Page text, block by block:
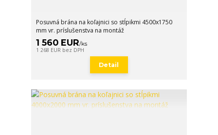
Posuvná brána na koľajnici so stĺpikmi 4500x1750
mm vr. príslušenstva na montáž
1 560 EUR/ks
1 268 EUR bez DPH
Detail